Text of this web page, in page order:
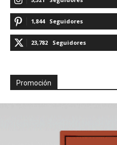
1,844 Seguidores
23,782 Seguidores
Promoción